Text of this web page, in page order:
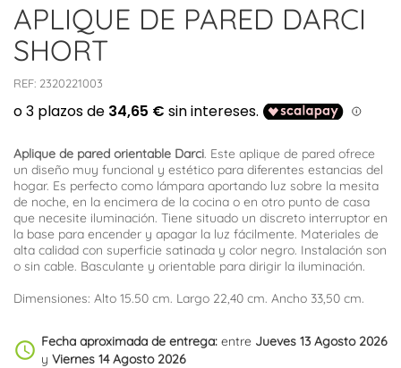
APLIQUE DE PARED DARCI
SHORT
REF: 2320221003
Aplique de pared orientable Darci. Este aplique de pared ofrece
un diseño muy funcional y estético para diferentes estancias del
hogar. Es perfecto como lámpara aportando luz sobre la mesita
de noche, en la encimera de la cocina o en otro punto de casa
que necesite iluminación. Tiene situado un discreto interruptor en
la base para encender y apagar la luz fácilmente. Materiales de
alta calidad con superficie satinada y color negro. Instalación son
o sin cable. Basculante y orientable para dirigir la iluminación.
Dimensiones: Alto 15.50 cm. Largo 22,40 cm. Ancho 33,50 cm.
schedule Fecha aproximada de entrega: entre Jueves 13 Agosto 2026
y Viernes 14 Agosto 2026